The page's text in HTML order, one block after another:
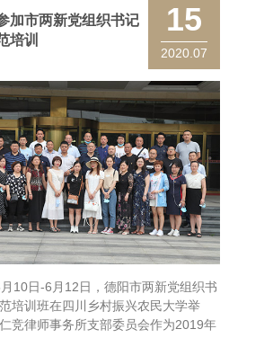
15
2020.07
加市两新党组织书记
培训
日-6月12日，德阳市两新党组织书
培训班在四川乡村振兴农民大学举
竞律师事务所支部委员会作为2019年